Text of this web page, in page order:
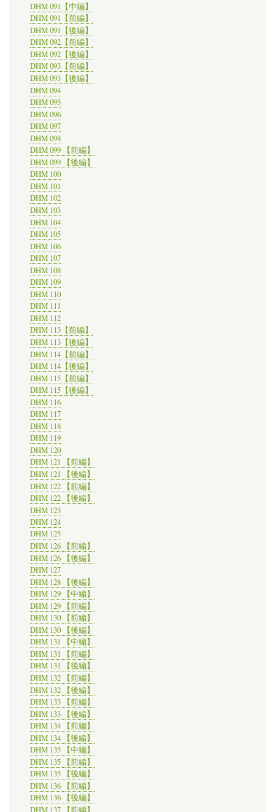
DHM 091【中編】
DHM 091【前編】
DHM 091【後編】
DHM 092【前編】
DHM 092【後編】
DHM 093【前編】
DHM 093【後編】
DHM 094
DHM 095
DHM 096
DHM 097
DHM 098
DHM 099 【前編】
DHM 099 【後編】
DHM 100
DHM 101
DHM 102
DHM 103
DHM 104
DHM 105
DHM 106
DHM 107
DHM 108
DHM 109
DHM 110
DHM 111
DHM 112
DHM 113【前編】
DHM 113【後編】
DHM 114【前編】
DHM 114【後編】
DHM 115【前編】
DHM 115【後編】
DHM 116
DHM 117
DHM 118
DHM 119
DHM 120
DHM 121 【前編】
DHM 121 【後編】
DHM 122 【前編】
DHM 122 【後編】
DHM 123
DHM 124
DHM 125
DHM 126 【前編】
DHM 126 【後編】
DHM 127
DHM 128 【後編】
DHM 129 【中編】
DHM 129 【前編】
DHM 130 【前編】
DHM 130 【後編】
DHM 131 【中編】
DHM 131 【前編】
DHM 131 【後編】
DHM 132 【前編】
DHM 132 【後編】
DHM 133 【前編】
DHM 133 【後編】
DHM 134 【前編】
DHM 134 【後編】
DHM 135 【中編】
DHM 135 【前編】
DHM 135 【後編】
DHM 136 【前編】
DHM 136 【後編】
DHM 137 【前編】